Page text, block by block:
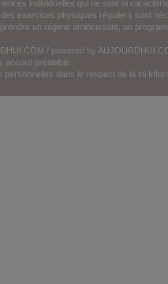
individuelles qui ne sont ni
exercices physiques réguliers sont
un régime amincissant, un
/ powered by
accord préalable.
personnelles dans le respect de la loi